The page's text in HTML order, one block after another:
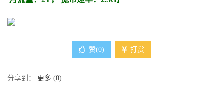
赞(0) 打赏
分享到： 更多 (0)